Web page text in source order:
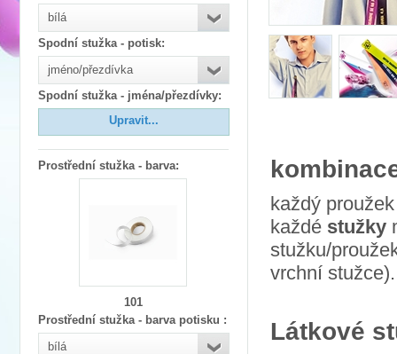
bílá
Spodní stužka - potisk:
jméno/přezdívka
Spodní stužka - jména/přezdívky:
Upravit...
Prostřední stužka - barva:
101
Prostřední stužka - barva potisku :
bílá
každý
každé stužky
stužku/
vrchní stužce).
Látkové